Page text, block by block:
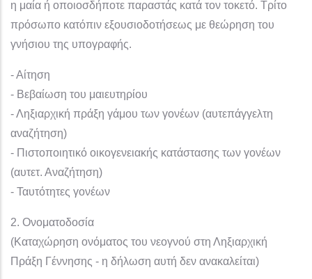
η μαία ή οποιοσδήποτε παραστάς κατά τον τοκετό. Τρίτο
πρόσωπο κατόπιν εξουσιοδοτήσεως με θεώρηση του
γνήσιου της υπογραφής.
- Αίτηση
- Βεβαίωση του μαιευτηρίου
- Ληξιαρχική πράξη γάμου των γονέων (αυτεπάγγελτη
αναζήτηση)
- Πιστοποιητικό οικογενειακής κατάστασης των γονέων
(αυτετ. Αναζήτηση)
- Ταυτότητες γονέων
2. Ονοματοδοσία
(Καταχώρηση ονόματος του νεογνού στη Ληξιαρχική
Πράξη Γέννησης - η δήλωση αυτή δεν ανακαλείται)